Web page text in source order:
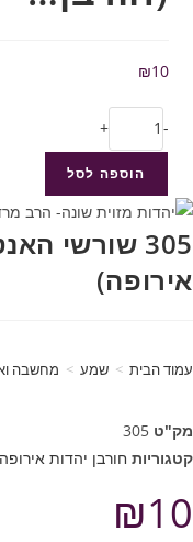
₪10
-
+
הוספה לסל
305 שורשי
אירופה)
עמוד הבית > שמע > מחשבה
מק"ט 305
קטגוריות חורבן יהדות אירופה
₪10